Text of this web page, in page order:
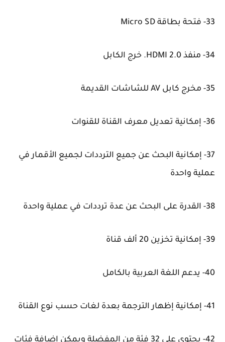
33- فتحة بطاقة Micro SD
34- منفذ HDMI 2.0. خرج الكابل
35- مخرج كابل AV للشاشات القديمة
36- إمكانية تعديل معرف القناة للقنوات
37- إمكانية البحث عن جميع الترددات لجميع الأقمار في
عملية واحدة
38- القدرة على البحث عن عدة ترددات في عملية واحدة
39- إمكانية تخزين 20 ألف قناة
40- يدعم اللغة العربية بالكامل
41- إمكانية إظهار الترجمة بعدة لغات حسب نوع القناة
42- يحتوي على 32 فئة من المفضلة ويمكن إضافة فئات